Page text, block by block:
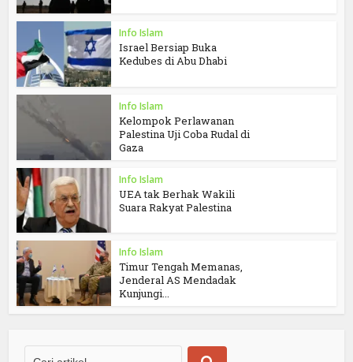
Info Islam
Israel Bersiap Buka
Kedubes di Abu Dhabi
Info Islam
Kelompok Perlawanan
Palestina Uji Coba Rudal di
Gaza
Info Islam
UEA tak Berhak Wakili
Suara Rakyat Palestina
Info Islam
Timur Tengah Memanas,
Jenderal AS Mendadak
Kunjungi...